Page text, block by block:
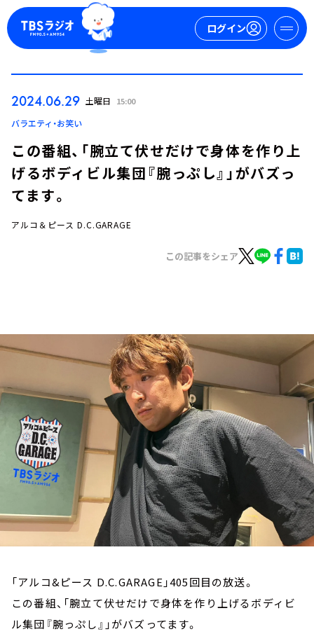
ログイン
ログイン
イベント・グッズ
YouTube
会社情報
2024.06.29 土曜日 15:00
バラエティ・お笑い
この番組、「腕立て伏せだけで身体を作り上
げるボディビル集団『腕っぷし』」がバズっ
てます。
アルコ＆ピース D.C.GARAGE
この記事をシェア
「アルコ&ピース D.C.GARAGE」405回目の放送。
この番組、「腕立て伏せだけで身体を作り上げるボディビ
ル集団『腕っぷし』」がバズってます。